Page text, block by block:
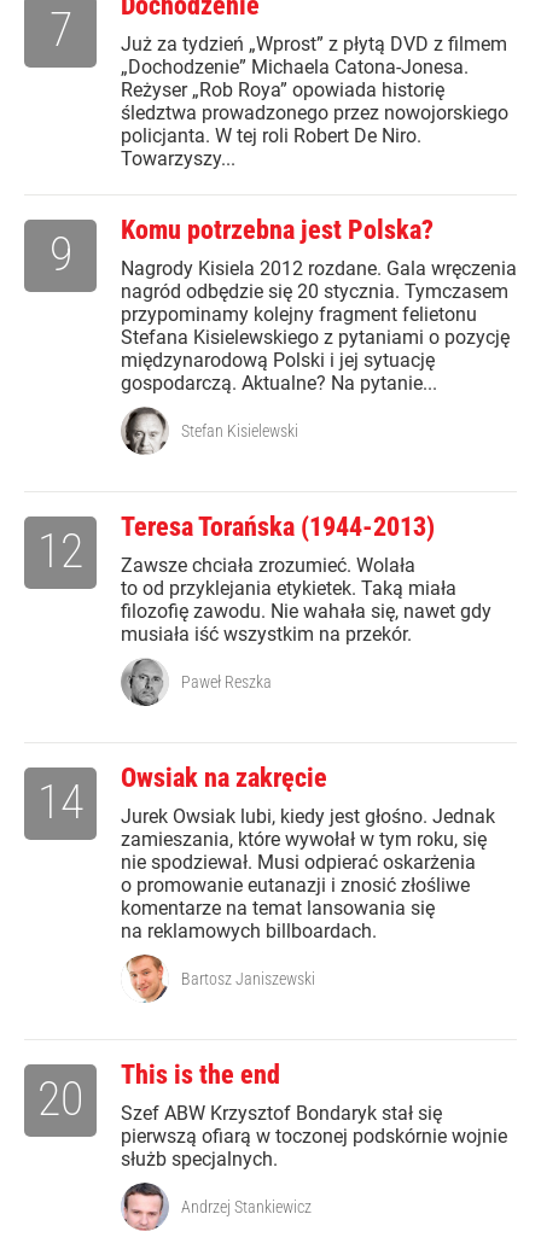
Już za tydzień „Wprost” z płytą DVD z filmem
„Dochodzenie” Michaela Catona-Jonesa.
Reżyser „Rob Roya” opowiada historię
śledztwa prowadzonego przez nowojorskiego
policjanta. W tej roli Robert De Niro.
Towarzyszy...
7
Komu potrzebna jest Polska?
Nagrody Kisiela 2012 rozdane. Gala wręczenia
nagród odbędzie się 20 stycznia. Tymczasem
przypominamy kolejny fragment felietonu
Stefana Kisielewskiego z pytaniami o pozycję
międzynarodową Polski i jej sytuację
gospodarczą. Aktualne? Na pytanie...
9
Stefan Kisielewski
Teresa Torańska (1944-2013)
Zawsze chciała zrozumieć. Wolała
to od przyklejania etykietek. Taką miała
filozofię zawodu. Nie wahała się, nawet gdy
musiała iść wszystkim na przekór.
12
Paweł Reszka
Owsiak na zakręcie
Jurek Owsiak lubi, kiedy jest głośno. Jednak
zamieszania, które wywołał w tym roku, się
nie spodziewał. Musi odpierać oskarżenia
o promowanie eutanazji i znosić złośliwe
komentarze na temat lansowania się
na reklamowych billboardach.
14
Bartosz Janiszewski
This is the end
Szef ABW Krzysztof Bondaryk stał się
pierwszą ofiarą w toczonej podskórnie wojnie
służb specjalnych.
20
Andrzej Stankiewicz